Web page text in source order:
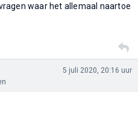
waar het allemaal naartoe
5 juli 2020, 20:16 uur